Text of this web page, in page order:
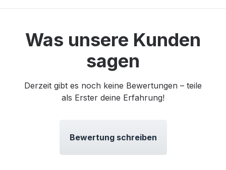
Was unsere Kunden
sagen
Derzeit gibt es noch keine Bewertungen – teile
als Erster deine Erfahrung!
Bewertung schreiben